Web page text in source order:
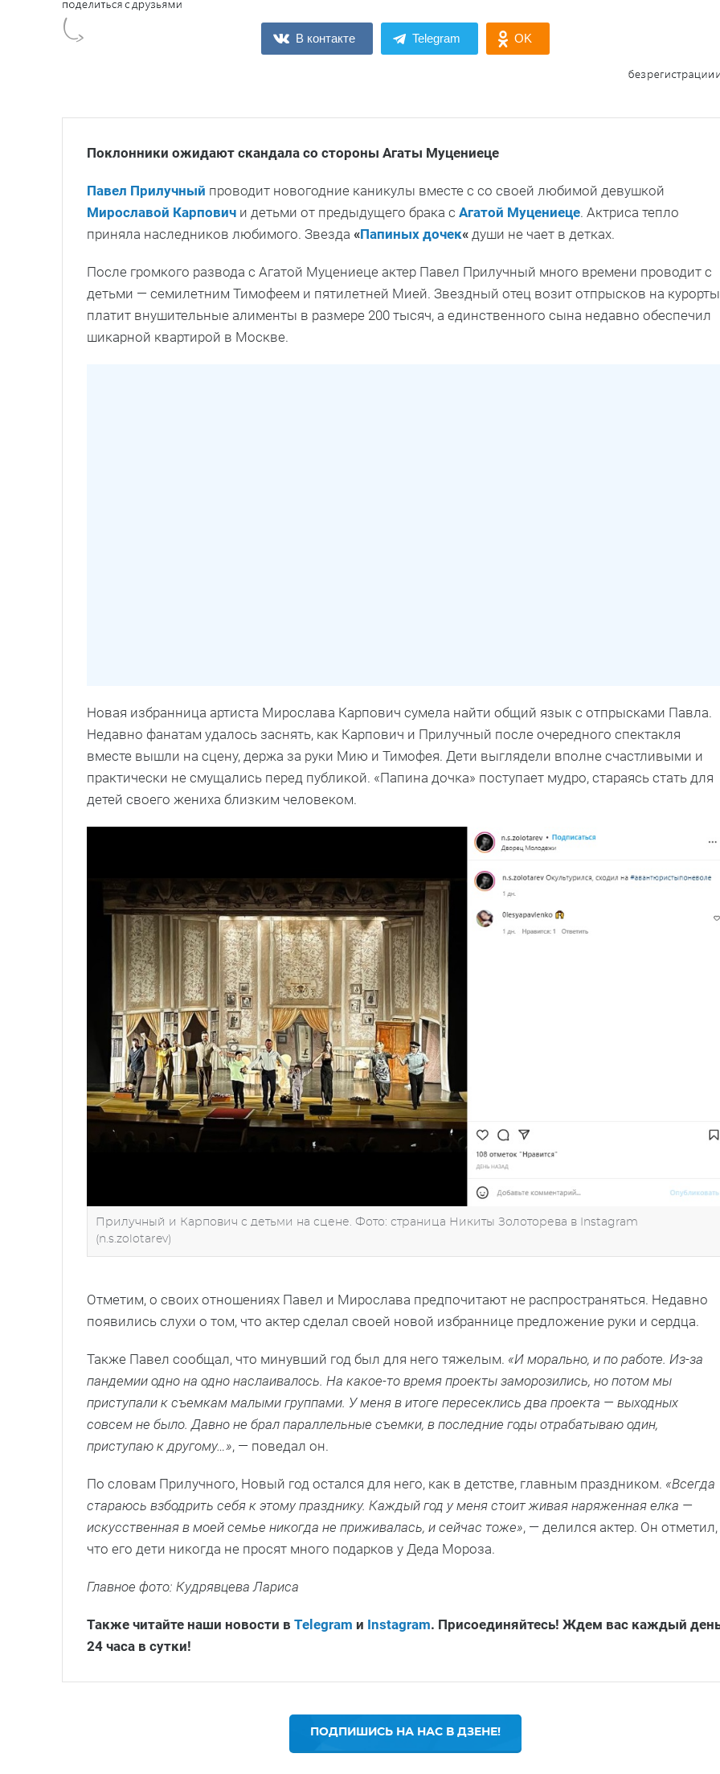
В контакте Telegram OK
Поклонники ожидают скандала со стороны Агаты Муцениеце
Павел Прилучный проводит новогодние каникулы вместе с со своей любимой девушкой
Мирославой Карпович и детьми от предыдущего брака с Агатой Муцениеце. Актриса тепло
приняла наследников любимого. Звезда «Папиных дочек« души не чает в детках.
После громкого развода с Агатой Муцениеце актер Павел Прилучный много времени проводит с
детьми — семилетним Тимофеем и пятилетней Мией. Звездный отец возит отпрысков на
платит внушительные алименты в размере 200 тысяч, а единственного сына недавно обеспечил
шикарной квартирой в Москве.
Новая избранница артиста Мирослава Карпович сумела найти общий язык с отпрысками Павла.
Недавно фанатам удалось заснять, как Карпович и Прилучный после очередного спектакля
вместе вышли на сцену, держа за руки Мию и Тимофея. Дети выглядели вполне счастливыми и
практически не смущались перед публикой. «Папина дочка» поступает мудро, стараясь стать для
детей своего жениха близким человеком.
Прилучный и Карпович с детьми на сцене. Фото: страница Никиты Золоторева в Instagram
(n.s.zolotarev)
Отметим, о своих отношениях Павел и Мирослава предпочитают не распространяться. Недавно
появились слухи о том, что актер сделал своей новой избраннице предложение руки и сердца.
Также Павел сообщал, что минувший год был для него тяжелым. «И морально, и по работе. Из-за
пандемии одно на одно наслаивалось. На какое-то время проекты заморозились, но потом мы
приступали к съемкам малыми группами. У меня в итоге пересеклись два проекта — выходных
совсем не было. Давно не брал параллельные съемки, в последние годы отрабатываю один,
приступаю к другому…», — поведал он.
По словам Прилучного, Новый год остался для него, как в детстве, главным праздником. «Всегда
стараюсь взбодрить себя к этому празднику. Каждый год у меня стоит живая наряженная елка —
искусственная в моей семье никогда не приживалась, и сейчас тоже», — делился актер. Он отметил,
что его дети никогда не просят много подарков у Деда Мороза.
Главное фото: Кудрявцева Лариса
Также читайте наши новости в Telegram и Instagram. Присоединяйтесь! Ждем вас каждый
24 часа в сутки!
ПОДПИШИСЬ НА НАС В ДЗЕНЕ!